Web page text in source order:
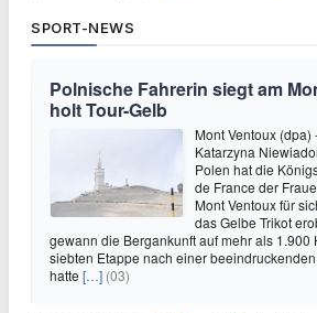
SPORT-NEWS
Polnische Fahrerin siegt am
holt Tour-Gelb
Mont Ventoux
Katarzyna
Polen hat die
de France der
Mont Ventoux für
das Gelbe Trikot
gewann die Bergankunft auf mehr als 1.900
siebten Etappe nach einer
hatte […] (03)